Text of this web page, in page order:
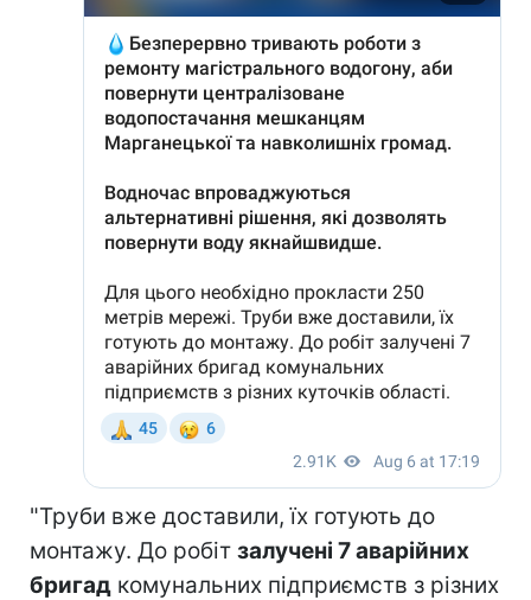
"Труби вже доставили, їх готують до
монтажу. До робіт залучені 7 аварійних
бригад комунальних підприємств з різних